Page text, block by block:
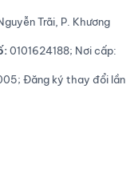
Trãi, P. Khương
0101624188; Nơi cấp:
Đăng ký thay đổi lần